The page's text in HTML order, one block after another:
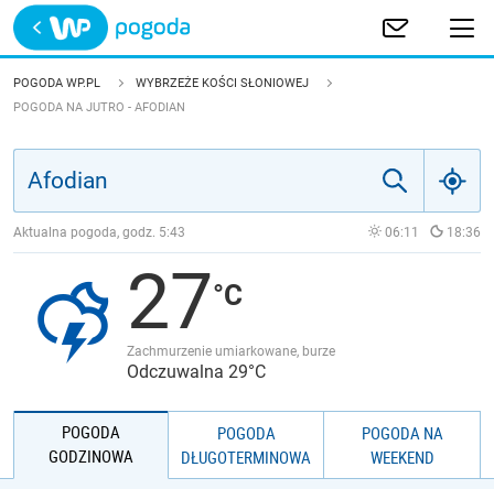
Trwa ładowanie
POLSKA
JAKOŚĆ POWIETRZA
POGODA WP.PL
WYBRZEŻE KOŚCI SŁONIOWEJ
POGODA NA JUTRO - AFODIAN
Aktualna pogoda, godz. 5:43 06:11 18:36
27
Zachmurzenie umiarkowane, burze
Odczuwalna 29°C
POGODA
GODZINOWA
POGODA
DŁUGOTERMINOWA
POGODA NA
WEEKEND